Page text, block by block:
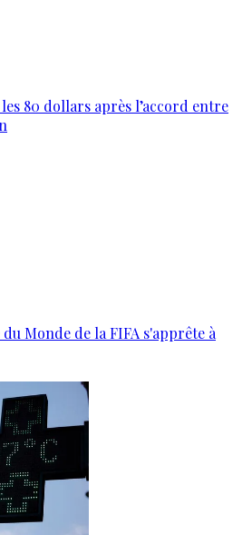
80 dollars après l’accord entre
Monde de la FIFA s'apprête à